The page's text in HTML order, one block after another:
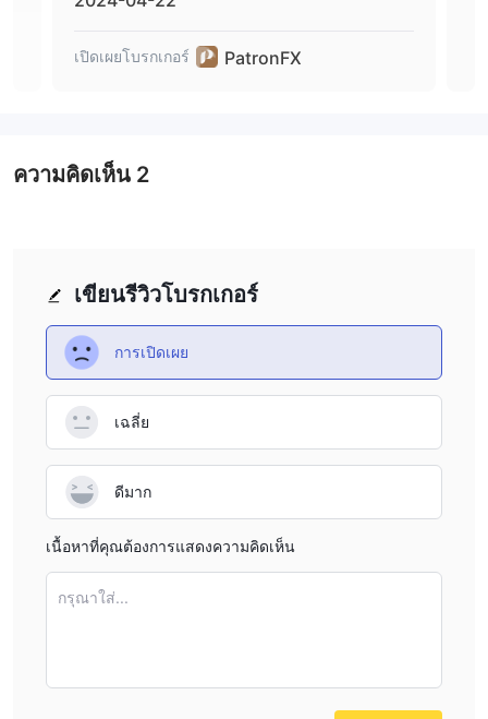
เปิดเผยโบรกเกอร์ PatronFX
เขียนรีวิวโบรกเกอร์
การเปิดเผย
เฉลี่ย
ดีมาก
เนื้อหาที่คุณต้องการแสดงความคิดเห็น
กรุณาใส่...
ความคิดเห็น 2